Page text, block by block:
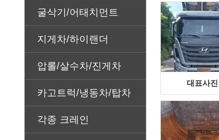
굴삭기/어태치먼트
지게차/하이랜더
압롤/살수차/진게차
카고트럭/냉동차/탑차
각종 크레인
대표사진